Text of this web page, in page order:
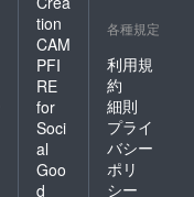
tion
CAM
PFI
RE
for
Soci
al
Goo
d
各種規定
利用規
約
細則
プライ
バシー
ポリ
シー